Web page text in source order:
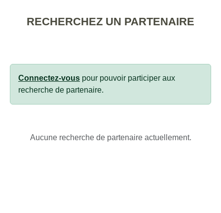
RECHERCHEZ UN PARTENAIRE
Connectez-vous pour pouvoir participer aux
recherche de partenaire.
Aucune recherche de partenaire actuellement.